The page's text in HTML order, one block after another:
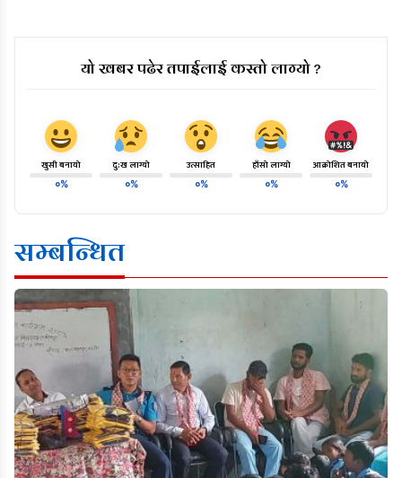
यो खबर पढेर तपाईलाई कस्तो लाग्यो ?
खुसी बनायो
०%
दु:ख लाग्यो
०%
उत्साहित
०%
हाँसो लाग्यो
०%
आक्रोशित बनायो
०%
सम्बन्धित